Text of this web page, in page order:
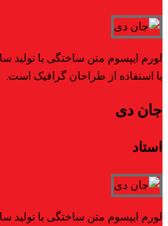
لورم ایپسوم متن ساختگی با تولید
با استفاده از طراحان گرافیک است.
جان دی
استاد
لورم ایپسوم متن ساختگی با تولید